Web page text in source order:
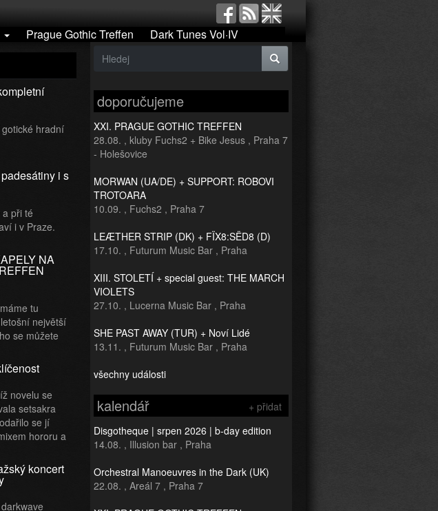
Prague Gothic Treffen Dark Tunes Vol·IV
hradní
i s
při té
i v Praze.
NA
tu
největší
se můžete
novelu se
setsakra
se jí
hororu a
koncert
doporučujeme
XXI. PRAGUE GOTHIC TREFFEN
28.08. , kluby Fuchs2 + Bike Jesus , Praha 7
- Holešovice
MORWAN (UA/DE) + SUPPORT: ROBOVI
TROTOARA
10.09. , Fuchs2 , Praha 7
LEÆTHER STRIP (DK) + FÏX8:SËD8 (D)
17.10. , Futurum Music Bar , Praha
XIII. STOLETÍ + special guest: THE MARCH
VIOLETS
27.10. , Lucerna Music Bar , Praha
SHE PAST AWAY (TUR) + Noví Lidé
13.11. , Futurum Music Bar , Praha
všechny události
kalendář
+ přidat
Disgotheque | srpen 2026 | b-day edition
14.08. , Illusion bar , Praha
Orchestral Manoeuvres in the Dark (UK)
22.08. , Areál 7 , Praha 7